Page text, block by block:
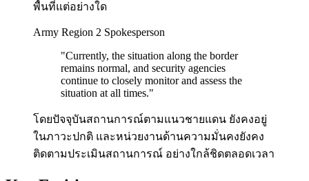
พื้นที่แต่อย่างใด
Army Region 2 Spokesperson
"Currently, the situation along the border
remains normal, and security agencies
continue to closely monitor and assess the
situation at all times."
โดยปัจจุบันสถานการณ์ตามแนวชายแดน ยังคงอยู่
ในภาวะปกติ และหน่วยงานด้านความมั่นคงยังคง
ติดตามประเมินสถานการณ์ อย่างใกล้ชิดตลอดเวลา